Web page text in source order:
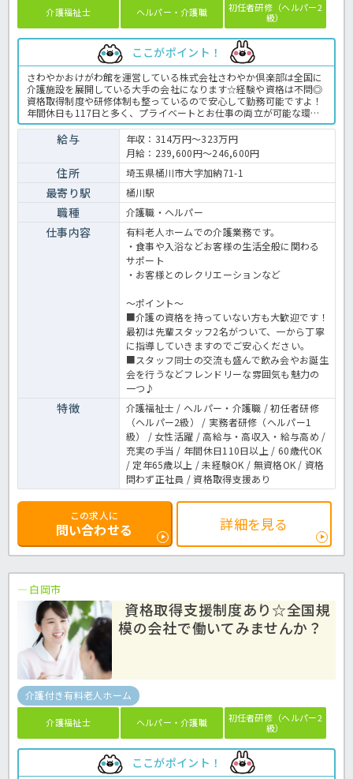
介護福祉士 ヘルパー・介護職
初任者研修（ヘルパー2
級）
ここがポイント！
さわやかおけがわ館を運営している株式会社さわやか倶楽部は全国に
介護施設を展開している大手の会社になります☆経験や資格は不問◎
資格取得制度や研修体制も整っているので安心して勤務可能ですよ！
年間休日も117日と多く、プライベートとお仕事の両立が可能な環境
になります☆定年が65歳で長く勤務することも可能で、65歳以降も条
件面は変わらずに働けるので安心の職場です〇求人が気になる方は是
非ほっ介護までお問い合わせください！有料老人ホームでの介護業務
全般です。＜介護職 正職員 有料老人ホームの求人＞
給与
年収：314万円～323万円
月給：239,600円～246,600円
住所 埼玉県桶川市大字加納71-1
最寄り駅 桶川駅
職種 介護職・ヘルパー
仕事内容
有料老人ホームでの介護業務です。
・食事や入浴などお客様の生活全般に関わる
サポート
・お客様とのレクリエーションなど
～ポイント～
■介護の資格を持っていない方も大歓迎です！
最初は先輩スタッフ2名がついて、一から丁寧
に指導していきますのでご安心ください。
■スタッフ同士の交流も盛んで飲み会やお誕生
会を行うなどフレンドリーな雰囲気も魅力の
一つ♪
特徴
介護福祉士 / ヘルパー・介護職 / 初任者研修
（ヘルパー2級） / 実務者研修（ヘルパー1
級） / 女性活躍 / 高給与・高収入・給与高め /
充実の手当 / 年間休日110日以上 / 60歳代OK
/ 定年65歳以上 / 未経験OK / 無資格OK / 資格
問わず正社員 / 資格取得支援あり
この求人に
問い合わせる 詳細を見る
白岡市
資格取得支援制度あり☆全国規
模の会社で働いてみませんか？
介護付き有料老人ホーム
介護福祉士 ヘルパー・介護職
初任者研修（ヘルパー2
級）
ここがポイント！